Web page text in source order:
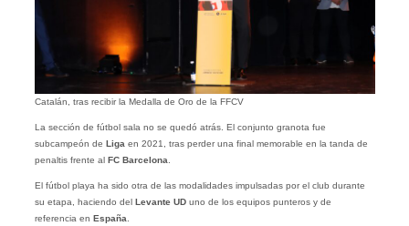
Catalán, tras recibir la Medalla de Oro de la FFCV
La sección de fútbol sala no se quedó atrás. El conjunto granota fue
subcampeón de Ligaen 2021, tras perder una final memorable en la tanda de
penaltis frente al FC Barcelona.
El fútbol playa ha sido otra de las modalidades impulsadas por el club durante
su etapa, haciendo del Levante UDuno de los equipos punteros y de
referencia en España.